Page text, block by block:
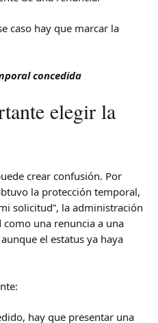
caso hay que marcar la
concedida
elegir la
crear confusión. Por
la protección temporal,
solicitud”, la administración
una renuncia a una
el estatus ya haya
hay que presentar una